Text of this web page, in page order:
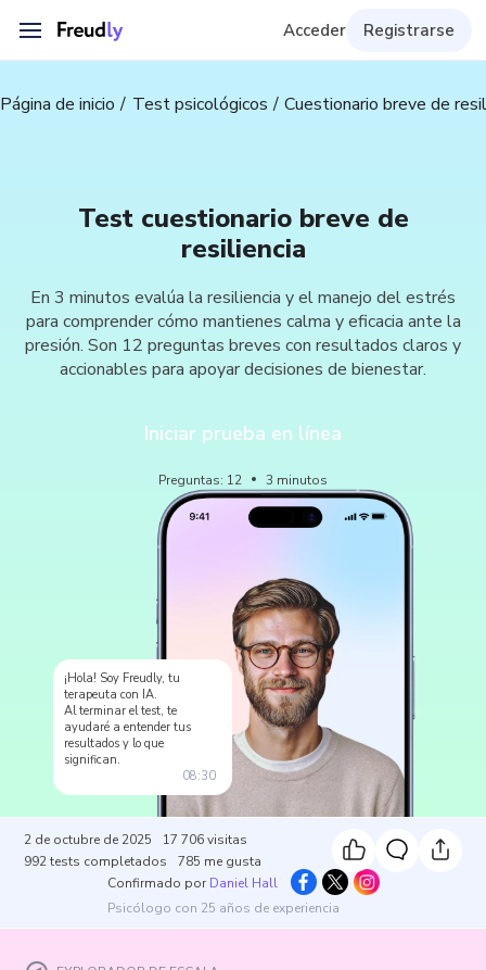
Acceder Registrarse
Página de inicio Test psicológicos Cuestionario breve de
Test cuestionario breve de
resiliencia
En 3 minutos evalúa la resiliencia y el manejo del estrés
para comprender cómo mantienes calma y eficacia ante la
presión. Son 12 preguntas breves con resultados claros y
accionables para apoyar decisiones de bienestar.
Iniciar prueba en línea
Preguntas: 12 3 minutos
¡Hola! Soy Freudly, tu
terapeuta con IA.
Al terminar el test, te
ayudaré a entender tus
resultados y lo que
significan.
08:30
2 de octubre de 2025 17 706 visitas
992 tests completados 785 me gusta
Confirmado por Daniel Hall
Psicólogo con 25 años de experiencia